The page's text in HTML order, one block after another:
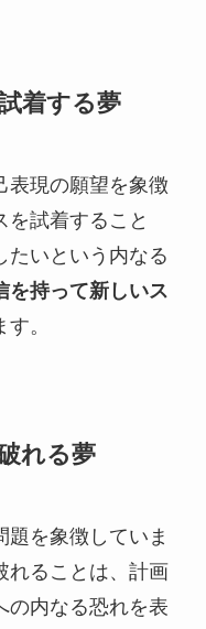
着する夢
表現の願望を象徴
を試着すること
たいという内なる
を持って新しいス
。
れる夢
題を象徴していま
れることは、計画
の内なる恐れを表